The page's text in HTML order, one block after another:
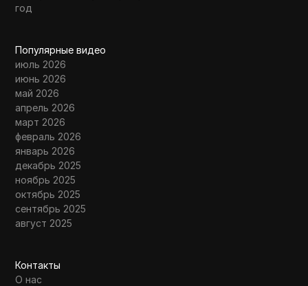
год
Популярные видео
июль 2026
июнь 2026
май 2026
апрель 2026
март 2026
февраль 2026
январь 2026
декабрь 2025
ноябрь 2025
октябрь 2025
сентябрь 2025
август 2025
Контакты
О нас